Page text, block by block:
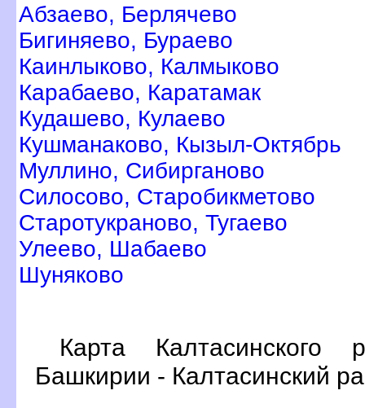
Абзаево, Берлячево
Бигиняево, Бураево
Каинлыково, Калмыково
Карабаево, Каратамак
Кудашево, Кулаево
Кушманаково, Кызыл-Октябрь
Муллино, Сибирганово
Силосово, Старобикметово
Старотукраново, Тугаево
Улеево, Шабаево
Шуняково
Карта
Башкирии - Калтасинский